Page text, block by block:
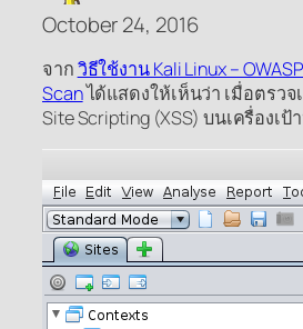
October 24, 2016
จากวิธีใช้งาน Kali Linux –
Scanได้แสดงให้เห็นว่า เมื่อตรวจ
Site Scripting (XSS) บนเครื่องเป้